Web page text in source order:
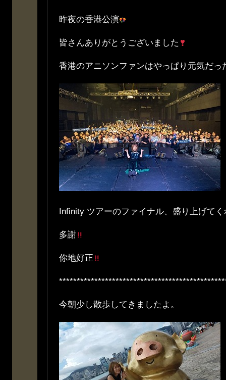
昨夜の香港公演
皆さんありがとうございました
香港のアニソンファンはやっぱり元気だっ
Infinity ツアーのファイナル、盛り上げて
多謝
你地好正
今朝少し散歩してきましたよ。